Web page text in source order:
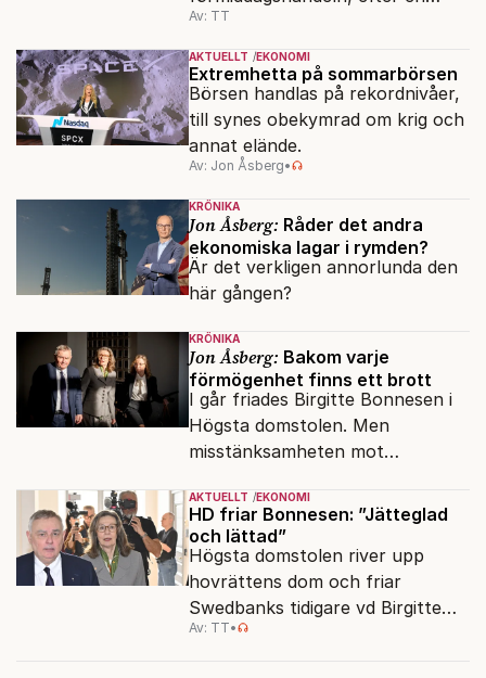
inledning nedåt – trots ett högre
oljepris och AI-oro.
Av: TT
AKTUELLT EKONOMI
Extremhetta på sommarbörsen
Börsen handlas på rekordnivåer,
till synes obekymrad om krig och
annat elände.
Av: Jon Åsberg•
KRÖNIKA
Jon Åsberg: Råder det andra
ekonomiska lagar i rymden?
Är det verkligen annorlunda den
här gången?
KRÖNIKA
Jon Åsberg: Bakom varje
förmögenhet finns ett brott
I går friades Birgitte Bonnesen i
Högsta domstolen. Men
misstänksamheten mot
AKTUELLT EKONOMI
HD friar Bonnesen: ”Jätteglad
och lättad”
Högsta domstolen river upp
hovrättens dom och friar
Swedbanks tidigare vd Birgitte
Bonnesen från alla
Av: TT•